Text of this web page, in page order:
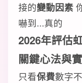
接的變動因素
嚇到...真的
2026年評估
關鍵心法與
只看保費數字